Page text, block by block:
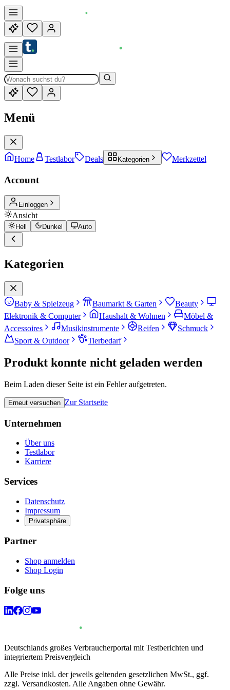
Menü
Home Testlabor Deals Kategorien Merkzettel
Account
Einloggen
Ansicht
Hell Dunkel Auto
Kategorien
Baby & Spielzeug Baumarkt & Garten
Beauty
Elektronik & Computer
Haushalt & Wohnen
Möbel &
Accessoires
Musikinstrumente Reifen
Schmuck
Sport & Outdoor
Tierbedarf
Produkt konnte nicht geladen werden
Beim Laden dieser Seite ist ein Fehler aufgetreten.
Erneut versuchen Zur Startseite
Unternehmen
Über uns
Testlabor
Karriere
Services
Datenschutz
Impressum
Privatsphäre
Partner
Shop anmelden
Shop Login
Folge uns
Deutschlands großes Verbraucherportal mit Testberichten und
integriertem Preisvergleich
Alle Preise inkl. der jeweils geltenden gesetzlichen MwSt., ggf.
zzgl. Versandkosten. Alle Angaben ohne Gewähr.